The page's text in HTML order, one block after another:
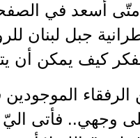
كيف يمكن أن
وجهي.. فأتى